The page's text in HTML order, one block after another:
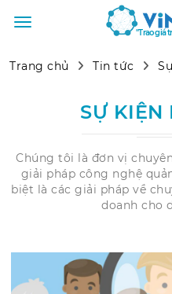
"Trao giá
Trang chủ Tin tức
SỰ KIỆN
Chúng tôi là đơn vị
giải pháp công nghệ
biệt là các giải pháp về
doanh cho